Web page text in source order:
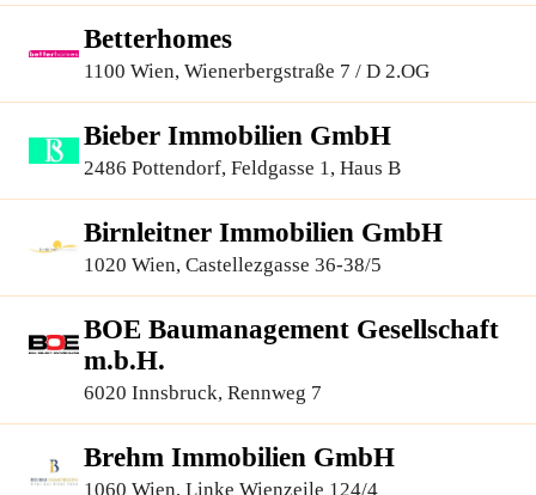
Betterhomes
1100 Wien, Wienerbergstraße 7 / D 2.OG
Bieber Immobilien GmbH
2486 Pottendorf, Feldgasse 1, Haus B
Birnleitner Immobilien GmbH
1020 Wien, Castellezgasse 36-38/5
BOE Baumanagement Gesellschaft
m.b.H.
6020 Innsbruck, Rennweg 7
Brehm Immobilien GmbH
1060 Wien, Linke Wienzeile 124/4